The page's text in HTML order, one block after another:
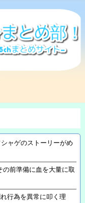
ャゲのストーリーがめ
の前準備に血を大量に取
行為を異常に叩く理